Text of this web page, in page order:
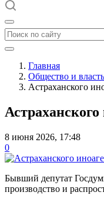
Главная
Общество и власть
Астраханского
8 июня 2026, 17:48
0
Бывший депутат
производство и